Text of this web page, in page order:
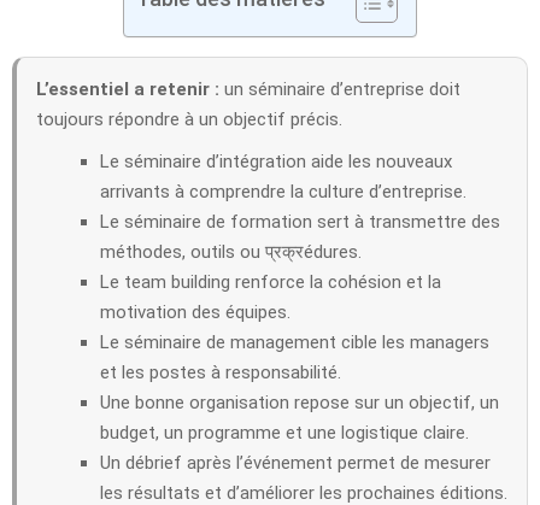
L’essentiel a retenir : un séminaire d’entreprise doit
toujours répondre à un objectif précis.
Le séminaire d’intégration aide les nouveaux
arrivants à comprendre la culture d’entreprise.
Le séminaire de formation sert à transmettre des
méthodes, outils ou प्रक्रédures.
Le team building renforce la cohésion et la
motivation des équipes.
Le séminaire de management cible les managers
et les postes à responsabilité.
Une bonne organisation repose sur un objectif, un
budget, un programme et une logistique claire.
Un débrief après l’événement permet de mesurer
les résultats et d’améliorer les prochaines éditions.